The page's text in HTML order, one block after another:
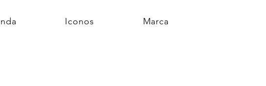
Iconos Marca